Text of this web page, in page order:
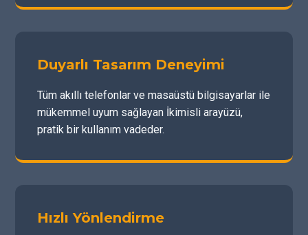
Duyarlı Tasarım Deneyimi
Tüm akıllı telefonlar ve masaüstü bilgisayarlar ile
mükemmel uyum sağlayan İkimisli arayüzü,
pratik bir kullanım vadeder.
Hızlı Yönlendirme